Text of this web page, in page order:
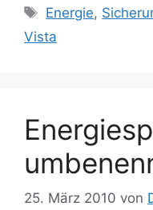
Schlagwörter
Energie,
Vista
25. März 2010 von